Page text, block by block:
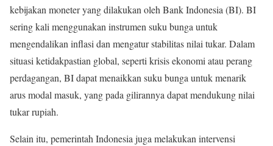
kebijakan moneter yang dilakukan oleh Bank Indonesia (BI). BI
sering kali menggunakan instrumen suku bunga untuk
mengendalikan inflasi dan mengatur stabilitas nilai tukar. Dalam
situasi ketidakpastian global, seperti krisis ekonomi atau perang
perdagangan, BI dapat menaikkan suku bunga untuk menarik
arus modal masuk, yang pada gilirannya dapat mendukung nilai
tukar rupiah.
Selain itu, pemerintah Indonesia juga melakukan intervensi